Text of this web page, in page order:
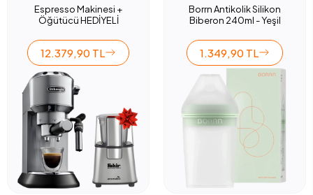
Espresso Makinesi +
Öğütücü HEDİYELİ
12.379,90 TL
Borrn Antikolik Silikon
Biberon 240ml - Yeşil
1.349,90 TL